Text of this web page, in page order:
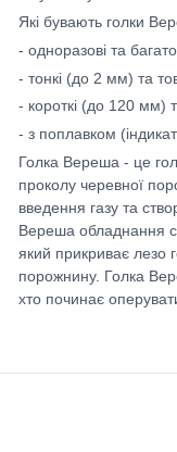
Які бувають голки
- одноразові та
- тонкі (до 2 мм) та
- короткі (до 120 мм)
- з поплавком
Голка Вереша - це
проколу черевної
введення газу та
Вереша обладнання
який прикриває лезо
порожнину. Голка
хто починає